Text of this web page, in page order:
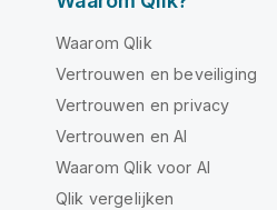
Waarom Qlik
Vertrouwen en beveiliging
Vertrouwen en privacy
Vertrouwen en AI
Waarom Qlik voor AI
Qlik vergelijken